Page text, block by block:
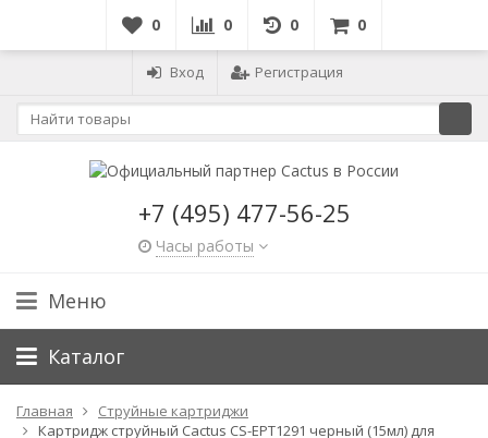
0 0 0 0
Вход Регистрация
+7 (495) 477-56-25
Часы работы
Меню
Каталог
Главная
Струйные картриджи
Картридж струйный Cactus CS-EPT1291 черный (15мл) для